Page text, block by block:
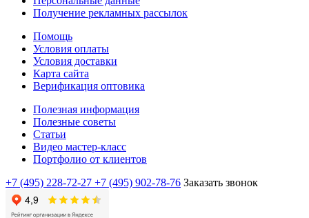
Получение рекламных рассылок
Помощь
Условия оплаты
Условия доставки
Карта сайта
Верификация оптовика
Полезная информация
Полезные советы
Статьи
Видео мастер-класс
Портфолио от клиентов
+7 (495) 228-72-27 +7 (495) 902-78-76 Заказать звонок